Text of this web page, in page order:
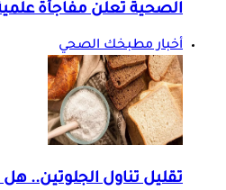
الصحية تعلن مفاجأة
أخبار مطبخك الصحي
تقليل تناول الجلوتين..